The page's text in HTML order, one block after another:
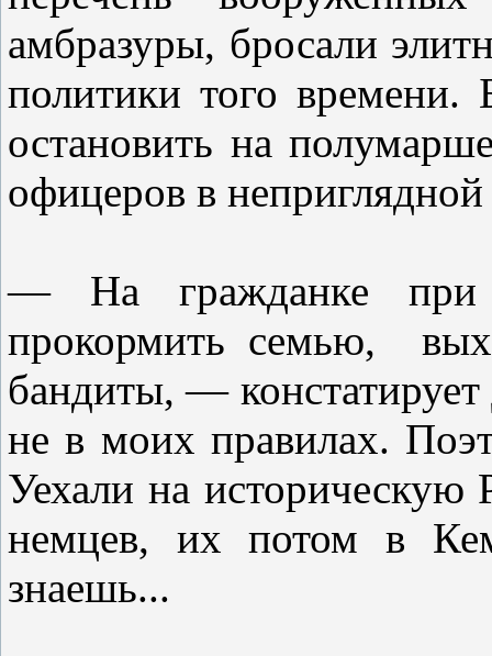
амбразуры, бросали
политики того времени.
остановить на
офицеров в
— На гражданке при
прокормить семью,
бандиты, —
не в моих правилах.
Уехали на
немцев, их потом в
знаешь...